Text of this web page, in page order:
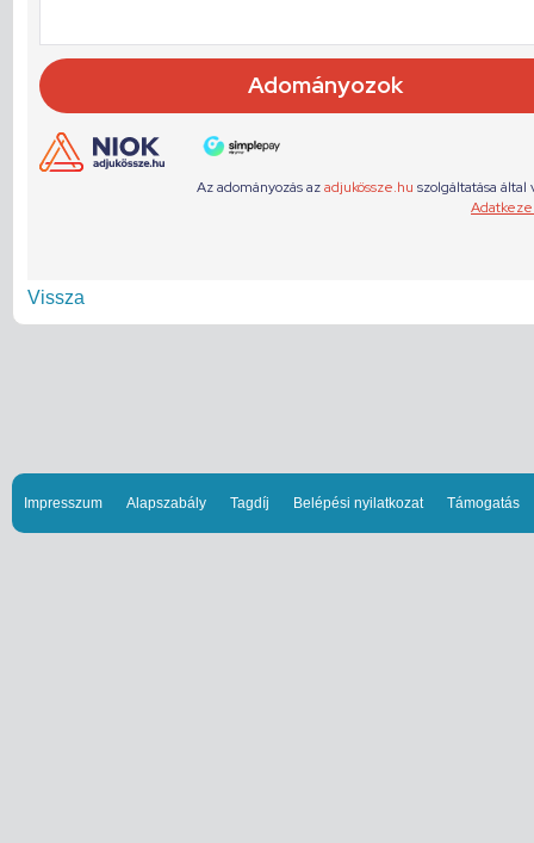
Vissza
Impresszum Alapszabály Tagdíj Belépési nyilatkozat Támogatás